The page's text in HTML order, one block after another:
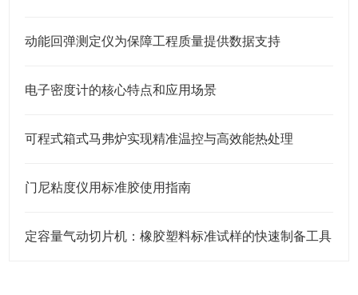
动能回弹测定仪为保障工程质量提供数据支持
电子密度计的核心特点和应用场景
可程式箱式马弗炉实现精准温控与高效能热处理
门尼粘度仪用标准胶使用指南
定容量气动切片机：橡胶塑料标准试样的快速制备工具